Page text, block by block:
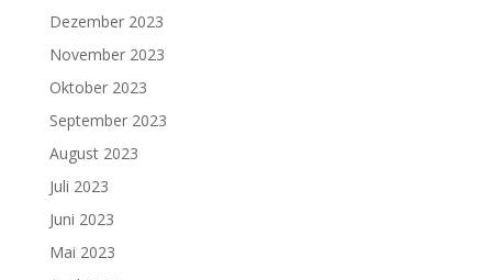
Dezember 2023
November 2023
Oktober 2023
September 2023
August 2023
Juli 2023
Juni 2023
Mai 2023